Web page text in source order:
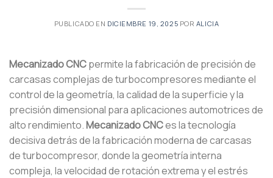
PUBLICADO EN DICIEMBRE 19, 2025 POR ALICIA
Mecanizado CNCpermite la fabricación de precisión de
carcasas complejas de turbocompresores mediante el
control de la geometría, la calidad de la superficie y la
precisión dimensional para aplicaciones automotrices de
alto rendimiento.Mecanizado CNCes la tecnología
decisiva detrás de la fabricación moderna de carcasas
de turbocompresor, donde la geometría interna
compleja, la velocidad de rotación extrema y el estrés